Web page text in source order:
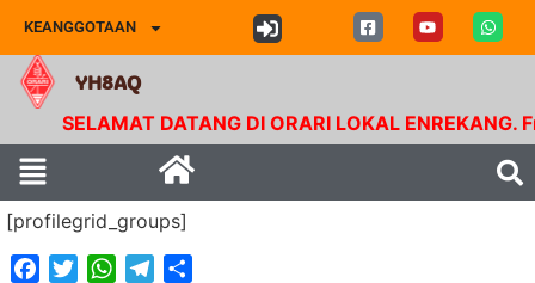
KEANGGOTAAN
YH8AQ
SELAMAT DATANG DI ORARI LOKAL
[profilegrid_groups]
FacebookTwitterWhatsAppTelegram